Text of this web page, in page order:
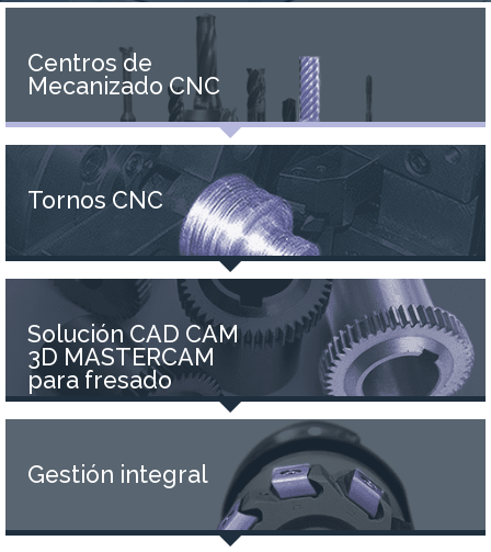
Centros de
Mecanizado CNC
Tornos CNC
Solución CAD CAM
3D MASTERCAM
para fresado
Gestión integral